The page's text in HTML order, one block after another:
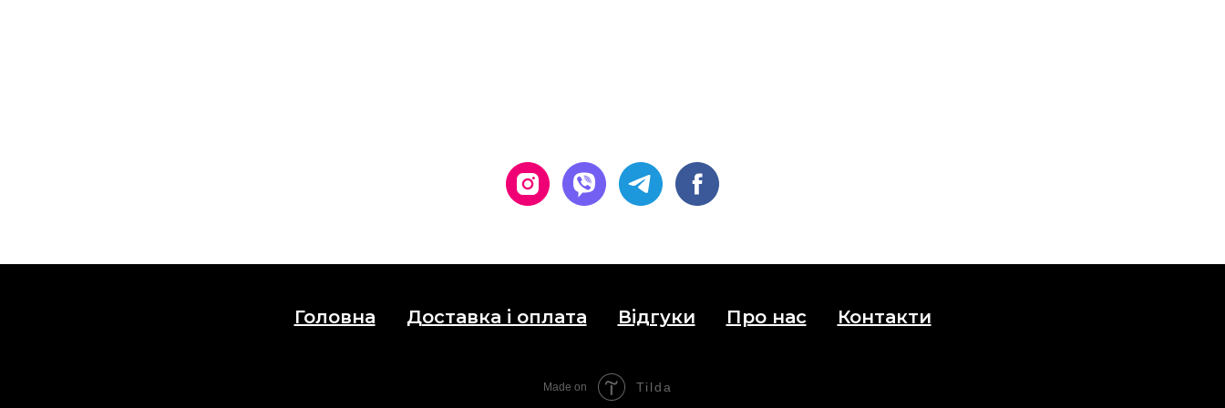
Головна Доставка і оплата Відгуки Про нас Контакти
Made on Tilda